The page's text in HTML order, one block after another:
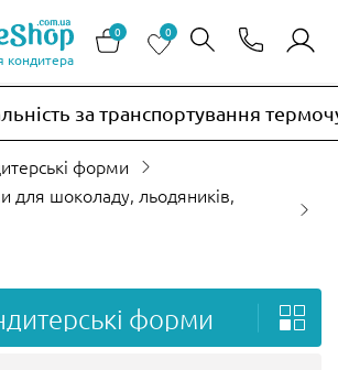
кондитера
0 0
транспортування
форми
форми